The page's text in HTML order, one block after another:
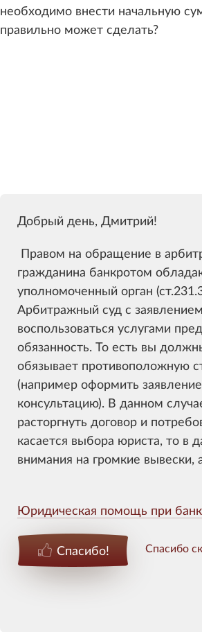
необходимо внести начальную
правильно может сделать?
Добрый день, Дмитрий!
Правом на обращение в
гражданина банкротом
уполномоченный орган
Арбитражный суд с
воспользоваться услугами
обязанность. То есть вы
обязывает противоположную
(например оформить
консультацию). В данном
расторгнуть договор и
касается выбора юриста, то в
внимания на громкие вывески,
Юридическая помощь при
Спасибо! Спасибо